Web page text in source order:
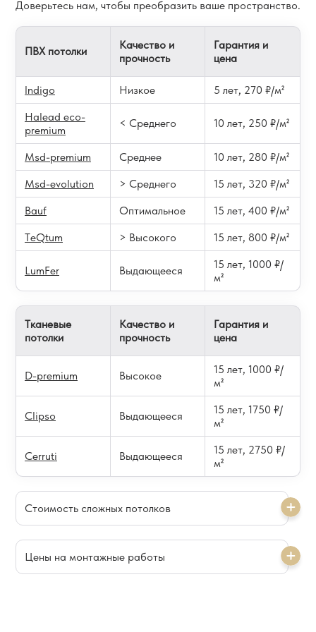
Доверьтесь нам, чтобы преобразить ваше пространство.
ПВХ потолки
Качество и
прочность
Гарантия и
цена
Indigo Низкое
5 лет, 270 ₽/м²
Halead eco-
premium
< Среднего 10 лет, 250 ₽/м²
Msd-premium Среднее
10 лет, 280 ₽/м²
Msd-evolution
> Среднего
15 лет, 320 ₽/м²
Bauf
Оптимальное
15 лет, 400 ₽/м²
TeQtum
> Высокого 15 лет, 800 ₽/м²
LumFer Выдающееся
15 лет, 1000 ₽/
м²
Тканевые
потолки
Качество и
прочность
Гарантия и
цена
D-premium Высокое
15 лет, 1000 ₽/
м²
Clipso Выдающееся
15 лет, 1750 ₽/
м²
Cerruti Выдающееся
15 лет, 2750 ₽/
м²
Стоимость сложных потолков
Потолки с подсветкой
Цены на монтажные работы